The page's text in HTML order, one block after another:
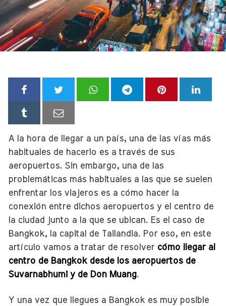
A la hora de llegar a un país, una de las vías más
habituales de hacerlo es a través de sus
aeropuertos. Sin embargo, una de las
problemáticas más habituales a las que se suelen
enfrentar los viajeros es a cómo hacer la
conexión entre dichos aeropuertos y el centro de
la ciudad junto a la que se ubican. Es el caso de
Bangkok, la capital de Tailandia. Por eso, en este
artículo vamos a tratar de resolver cómo llegar al
centro de Bangkok desde los aeropuertos de
Suvarnabhumi y de Don Muang.
Y una vez que llegues a Bangkok es muy posible